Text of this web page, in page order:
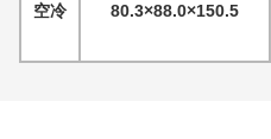
空冷 80.3×88.0×150.5